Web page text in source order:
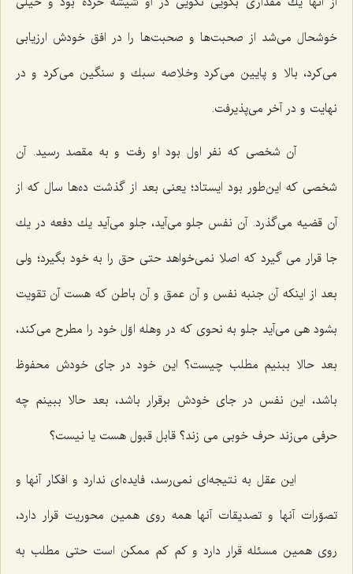
خوشحال می‌شد از صحبت‌ها و صحبت‌ها را در افق خودش ارزیابی
می‌كرد، بالا و پایین می‌كرد وخلاصه سبك و سنگین می‌كرد و در
نهایت و در آخر می‌پذیرفت.
آن شخصی كه نفر اول بود او رفت و به مقصد رسید. آن
شخصی كه این‌طور بود ایستاد؛ یعنی بعد از گذشت ده‌ها سال كه از
آن قضیه می‌گذرد. آن نفس جلو می‌آید، جلو می‌آید یك دفعه در یك
جا قرار می گیرد كه اصلا نمی‌خواهد حتی حق را به خود بگیرد؛ ولی
بعد از اینكه آن جنبه نفس و آن عمق و آن باطن كه هست آن تقویت
بشود هی می‌آید جلو به نحوی كه در وهله اوّل خود را مطرح می‌كند،
بعد حالا ببنیم مطلب چیست؟ این خود در جای خودش محفوظ
باشد، این نفس در جای خودش برقرار باشد، بعد حالا ببینم چه
حرفی می‌زند حرف خوبی می زند؟ قابل قبول هست یا نیست؟
این عقل به نتیجه‌ای نمی‌رسد، فایده‌ای ندارد و افكار آنها و
تصوّرات آنها و تصدیقات آنها همه روی همین محوریت قرار دارد،
روی همین مسئله قرار دارد و كم كم ممكن است حتی مطلب به